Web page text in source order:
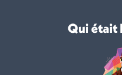
Qui était